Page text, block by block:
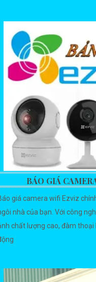
BÁO GIÁ
giá camera wifi Ezviz
nhà của bạn. Với công
chất lượng cao, đàm thoại